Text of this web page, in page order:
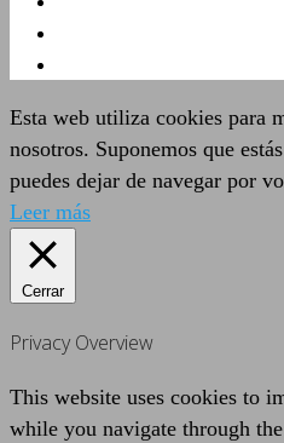
Esta web utiliza cookies para
nosotros. Suponemos que
puedes dejar de navegar por
Leer más
Cerrar
Privacy Overview
This website uses cookies to
while you navigate through